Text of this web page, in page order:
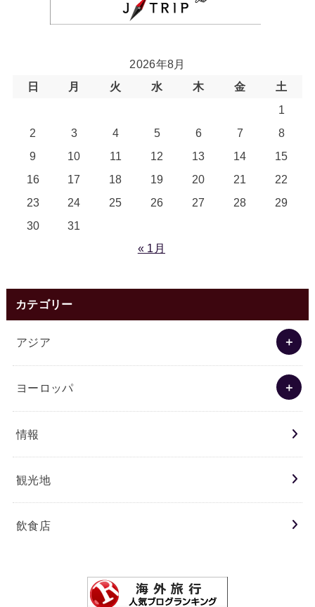
2026年8月
日
月 火 水 木 金
土
1
2
3 4 5 6 7
8
9
10 11 12 13 14
15
16
17 18 19 20 21
22
23
24 25 26 27 28
29
30
31
« 1月
カテゴリー
アジア
ヨーロッパ
情報
観光地
飲食店